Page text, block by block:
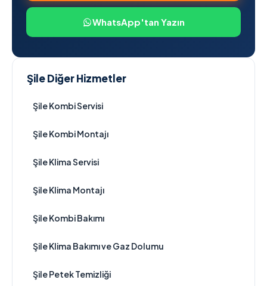
WhatsApp'tan Yazın
Şile Diğer Hizmetler
Şile Kombi Servisi
Şile Kombi Montajı
Şile Klima Servisi
Şile Klima Montajı
Şile Kombi Bakımı
Şile Klima Bakımı ve Gaz Dolumu
Şile Petek Temizliği